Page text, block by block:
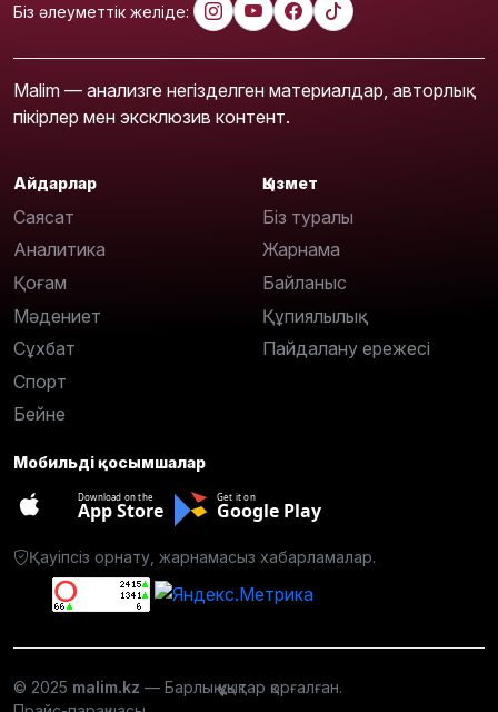
Біз әлеуметтік желіде:
Malim — анализге негізделген материалдар, авторлық
пікірлер мен эксклюзив контент.
Айдарлар
Саясат
Аналитика
Қоғам
Мәдениет
Сұхбат
Спорт
Бейне
Қызмет
Біз туралы
Жарнама
Байланыс
Құпиялылық
Пайдалану ережесі
Мобильді қосымшалар
Download on the
App Store
Get it on
Google Play
Қауіпсіз орнату, жарнамасыз хабарламалар.
© 2025 malim.kz — Барлық құқықтар қорғалған.